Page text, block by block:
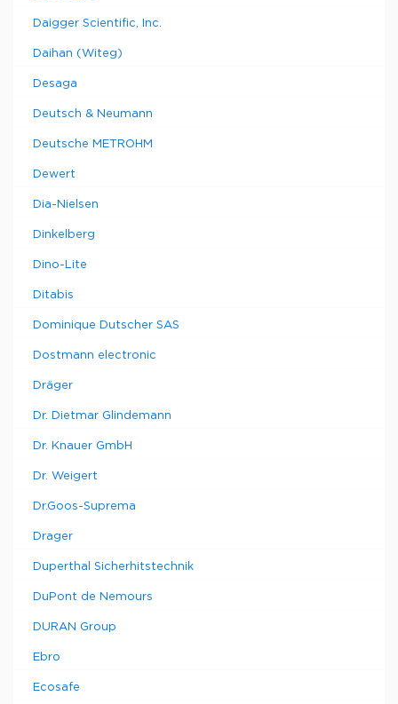
Daigger Scientific, Inc.
Daihan (Witeg)
Desaga
Deutsch & Neumann
Deutsche METROHM
Dewert
Dia-Nielsen
Dinkelberg
Dino-Lite
Ditabis
Dominique Dutscher SAS
Dostmann electronic
Dräger
Dr. Dietmar Glindemann
Dr. Knauer GmbH
Dr. Weigert
Dr.Goos-Suprema
Drager
Duperthal Sicherhitstechnik
DuPont de Nemours
DURAN Group
Ebro
Ecosafe